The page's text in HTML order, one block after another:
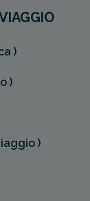
)
)
)